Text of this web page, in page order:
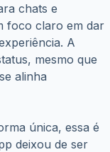
chats e
foco claro em dar
A
mesmo que
alinha
única, essa é
deixou de ser